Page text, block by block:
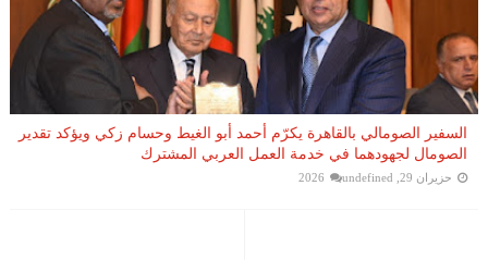
السفير الصومالي بالقاهرة يكرّم أحمد أبو الغيط وحسام زكي ويؤكد تقدير
الصومال لجهودهما في خدمة العمل العربي المشترك
حزيران 29, 2026 undefined